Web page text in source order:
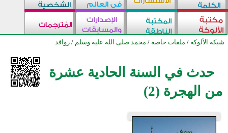
شبكة الألوكة / ملفات خاصة / محمد صلى الله عليه وسلم / روافد
حدث في السنة الحادية عشرة
من الهجرة (2)